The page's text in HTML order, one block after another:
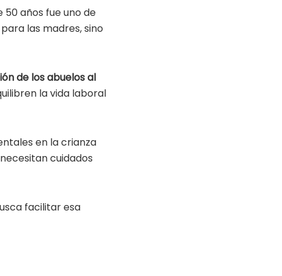
años fue uno de
las madres, sino
de los abuelos al
la vida laboral
en la crianza
cuidados
facilitar esa